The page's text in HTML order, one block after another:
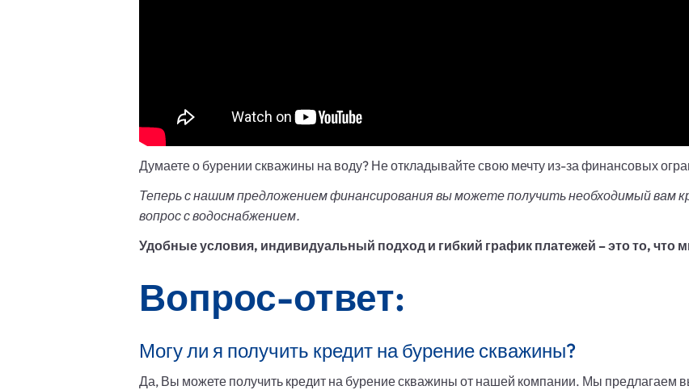
Думаете о бурении скважины на воду? Не откладывайте свою мечту из-за финансовых
Теперь с нашим предложением финансирования вы можете получить необходимый вам
вопрос с водоснабжением.
Удобные условия, индивидуальный подход и гибкий график платежей – это то, что
Вопрос-ответ:
Могу ли я получить кредит на бурение скважины?
Да, Вы можете получить кредит на бурение скважины от нашей компании. Мы предлагаем